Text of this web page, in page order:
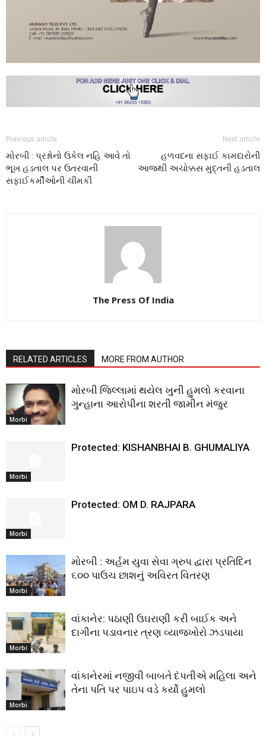
Previous article
મોરબી : પ્રશ્નોનો ઉકેલ નહિ આવે તો
ભૂખ હડતાલ પર ઉતરવાની
સફાઈકર્મીઓની ચીમકી
Next article
હળવદના સફાઈ કામદારોની
આજથી અચોક્કસ મુદ્‌તની હડતાલ
The Press Of India
RELATED ARTICLES MORE FROM AUTHOR
Morbi
મોરબી જિલ્લામાં થયેલ ખુની હુમલો કરવાના
ગુન્હાના આરોપીના શરતી જામીન મંજુર
Morbi
Protected: KISHANBHAI B. GHUMALIYA
Morbi
Protected: OM D. RAJPARA
Morbi
મોરબી : અર્હમ યુવા સેવા ગ્રુપ દ્વારા પ્રતિદિન
૬૦૦ પાઉચ છાશનું અવિરત વિતરણ
Morbi
વાંકાનેર: પઠાણી ઉઘરાણી કરી બાઈક અને
દાગીના પડાવનાર ત્રણ વ્યાજખોરો ઝડપાયા
Morbi
વાંકાનેરમાં નજીવી બાબતે દંપતીએ મહિલા અને
તેના પતિ પર પાઇપ વડે કર્યો હુમલો